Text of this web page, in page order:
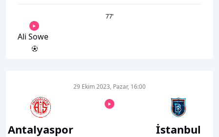
77’
Ali Sowe
Antalyaspor
29 Ekim 2023, Pazar, 16:00
İstanbul